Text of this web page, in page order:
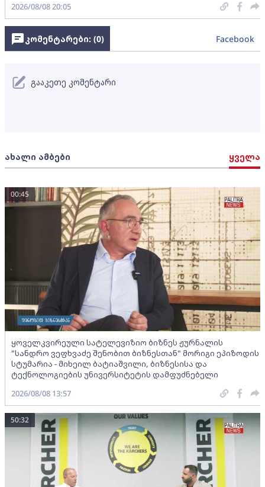
2026/08/08 20:05
ახალი ამბები ყველა
ყოველკვირეული სატელევიზიო ბიზნეს ჟურნალის
"სანდრო ვეფხვაძე შენობით ბიზნესთან" მორიგი ეპიზოდის
სტუმარია - მიხეილ ბატიაშვილი, ბიზნესისა და
ტექნოლოგიების უნივერსიტეტის დამფუძნებელი
00:45
2026/08/08 13:57
50:32
კომენტარები: (0) Facebook
გააკეთე კომენტარი